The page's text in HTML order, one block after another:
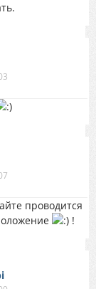
проводится
!